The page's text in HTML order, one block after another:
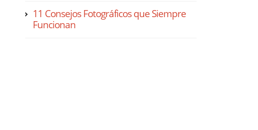
11 Consejos Fotográficos que Siempre
Funcionan